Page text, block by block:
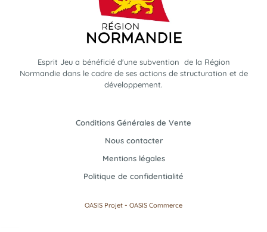
Esprit Jeu a bénéficié d'une subvention de la Région
Normandie dans le cadre de ses actions de structuration et de
développement.
Conditions Générales de Vente
Nous contacter
Mentions légales
Politique de confidentialité
OASIS Projet - OASIS Commerce